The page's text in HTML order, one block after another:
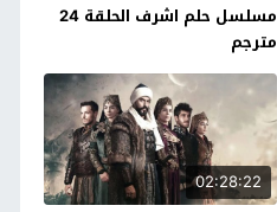
مسلسل حلم اشرف الحلقة 24
مترجم
02:28:22